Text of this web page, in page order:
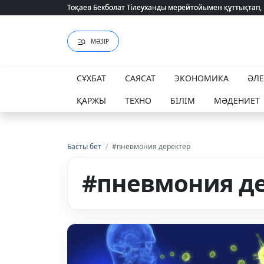
Тоқаев Бекболат Тілеуханды мерейтойымен
Тоқаев Бекболат Тілеуханды мерейтойымен
МӘЗІР
СҰХБАТ САЯСАТ ЭКОНОМИКА
ҚАРЖЫ
ТЕХНО БІЛІМ МӘДЕНИЕТ
Басты бет / #пневмония деректер
#пневмония